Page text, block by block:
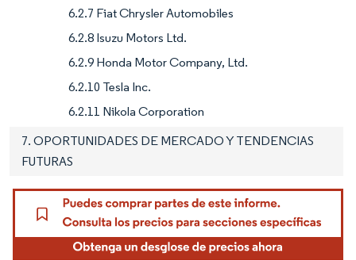
6.2.7 Fiat Chrysler Automobiles
6.2.8 Isuzu Motors Ltd.
6.2.9 Honda Motor Company, Ltd.
6.2.10 Tesla Inc.
6.2.11 Nikola Corporation
7. OPORTUNIDADES DE MERCADO Y TENDENCIAS
FUTURAS